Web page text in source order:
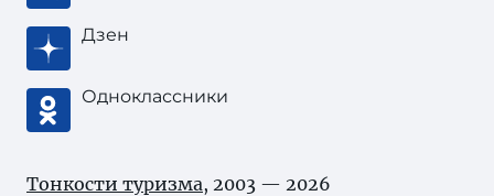
Дзен
Одноклассники
Тонкости туризма, 2003 — 2026